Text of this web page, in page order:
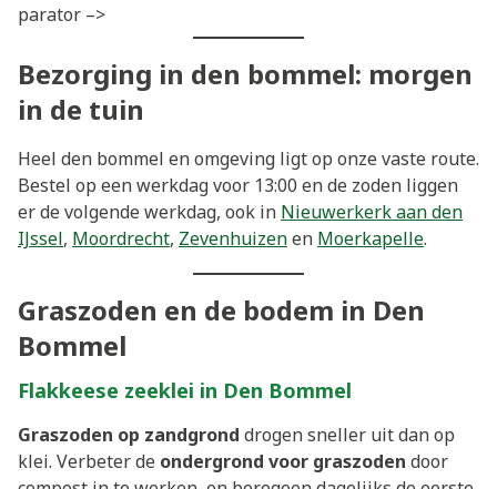
parator –>
Bezorging in den bommel: morgen
in de tuin
Heel den bommel en omgeving ligt op onze vaste route.
Bestel op een werkdag voor 13:00 en de zoden liggen
er de volgende werkdag, ook in Nieuwerkerk aan den
IJssel, Moordrecht, Zevenhuizenen Moerkapelle.
Graszoden en de bodem in Den
Bommel
Flakkeese zeeklei in Den Bommel
Graszoden op zandgrond drogen sneller uit dan op
klei. Verbeter de ondergrond voor graszoden door